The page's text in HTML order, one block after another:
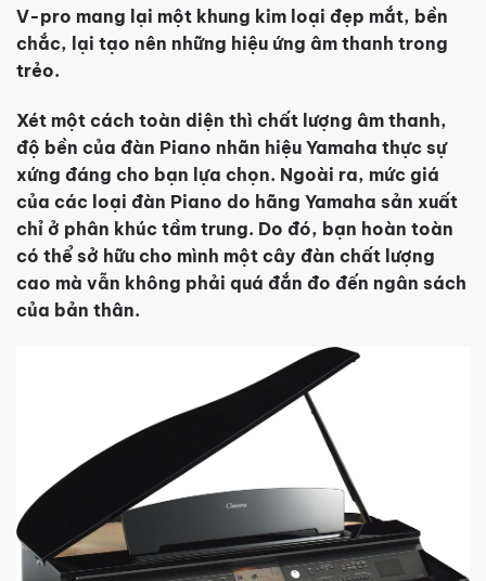
V-pro mang lại một khung kim loại đẹp mắt, bền
chắc, lại tạo nên những hiệu ứng âm thanh trong
trẻo.
Xét một cách toàn diện thì chất lượng âm thanh,
độ bền của đàn Piano nhãn hiệu Yamaha thực sự
xứng đáng cho bạn lựa chọn. Ngoài ra, mức giá
của các loại đàn Piano do hãng Yamaha sản xuất
chỉ ở phân khúc tầm trung. Do đó, bạn hoàn toàn
có thể sở hữu cho mình một cây đàn chất lượng
cao mà vẫn không phải quá đắn đo đến ngân sách
của bản thân.